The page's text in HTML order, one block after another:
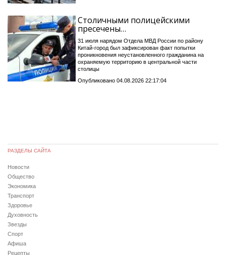
Столичными полицейскими
пресечены…
31 июля нарядом Отдела МВД России по району
Китай-город был зафиксирован факт попытки
проникновения неустановленного гражданина на
охраняемую территорию в центральной части
столицы
Опубликовано 04.08.2026 22:17:04
РАЗДЕЛЫ САЙТА
Новости
Общество
Экономика
Транспорт
Здоровье
Духовность
Звезды
Спорт
Афиша
Рецепты